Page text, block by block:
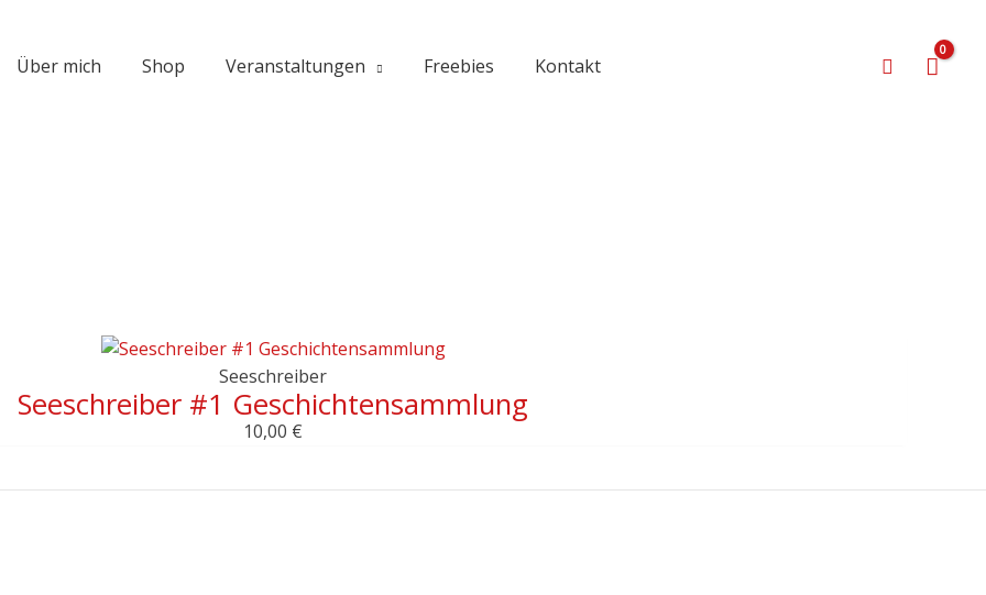
Über mich Shop Veranstaltungen Freebies Kontakt Suchen
Seeschreiber
Seeschreiber #1 Geschichtensammlung
10,00 €